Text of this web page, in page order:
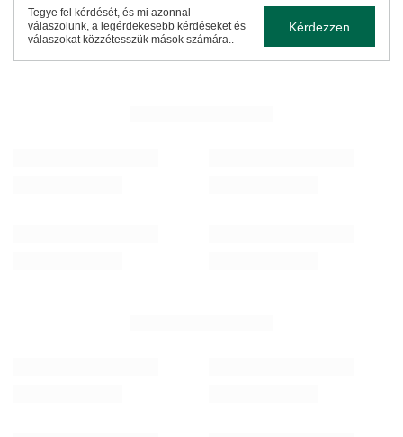
Tegye fel kérdését, és mi azonnal
válaszolunk, a legérdekesebb kérdéseket és
válaszokat közzétesszük mások számára..
Kérdezzen